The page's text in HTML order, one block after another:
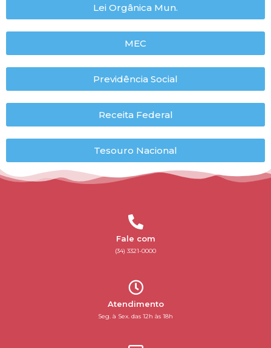
Lei Orgânica Mun.
MEC
Previdência Social
Receita Federal
Tesouro Nacional
Fale com
(34) 3321-0000
Atendimento
Seg. à Sex. das 12h às 18h